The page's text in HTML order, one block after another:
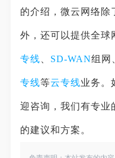
的介绍，微云网络除
外，还可以提供全球
专线 SD-WAN组网
专线等云专线业务。
迎咨询，我们有专业
的建议和方案。